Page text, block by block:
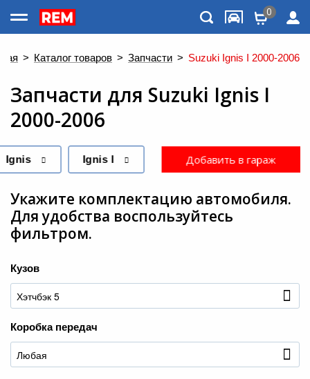
Каталог товаров
Меню
0
> Каталог товаров > Запчасти > Suzuki Ignis I 2000-2006
Запчасти для Suzuki Ignis I
2000-2006
Ignis Ignis I Добавить в гараж
Укажите комплектацию автомобиля.
Для удобства воспользуйтесь
фильтром.
Кузов
Коробка передач